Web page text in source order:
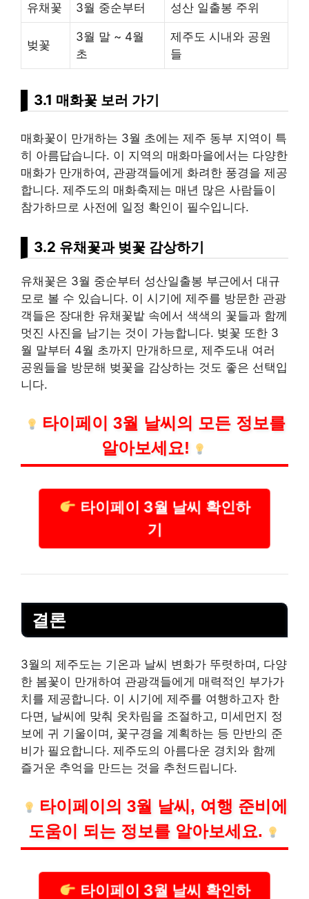
유채꽃 3월 중순부터 성산 일출봉 주위
벚꽃
3월 말 ~ 4월
초
제주도 시내와 공원
들
3.1 매화꽃 보러 가기
매화꽃이 만개하는 3월 초에는 제주 동부 지역이 특
히 아름답습니다. 이 지역의 매화마을에서는 다양한
매화가 만개하여, 관광객들에게 화려한 풍경을 제공
합니다. 제주도의 매화축제는 매년 많은 사람들이
참가하므로 사전에 일정 확인이 필수입니다.
3.2 유채꽃과 벚꽃 감상하기
유채꽃은 3월 중순부터 성산일출봉 부근에서 대규
모로 볼 수 있습니다. 이 시기에 제주를 방문한 관광
객들은 장대한 유채꽃밭 속에서 색색의 꽃들과 함께
멋진 사진을 남기는 것이 가능합니다. 벚꽃 또한 3
월 말부터 4월 초까지 만개하므로, 제주도내 여러
공원들을 방문해 벚꽃을 감상하는 것도 좋은 선택입
니다.
타이페이 3월 날씨의 모든 정보를
알아보세요!
타이페이 3월 날씨 확인하
기
결론
3월의 제주도는 기온과 날씨 변화가 뚜렷하며, 다양
한 봄꽃이 만개하여 관광객들에게 매력적인 부가가
치를 제공합니다. 이 시기에 제주를 여행하고자 한
다면, 날씨에 맞춰 옷차림을 조절하고, 미세먼지 정
보에 귀 기울이며, 꽃구경을 계획하는 등 만반의 준
비가 필요합니다. 제주도의 아름다운 경치와 함께
즐거운 추억을 만드는 것을 추천드립니다.
타이페이의 3월 날씨, 여행 준비에
도움이 되는 정보를 알아보세요.
타이페이 3월 날씨 확인하